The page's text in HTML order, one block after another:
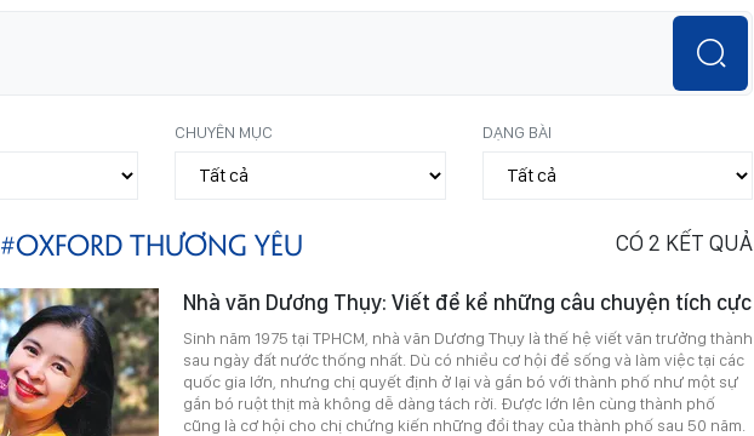
CHUYÊN MỤC DẠNG BÀI
#OXFORD THƯƠNG YÊU CÓ 2 KẾT QUẢ
Nhà văn Dương Thụy: Viết để kể những câu chuyện tích cực
Sinh năm 1975 tại TPHCM, nhà văn Dương Thụy là thế hệ viết văn trưởng thành
sau ngày đất nước thống nhất. Dù có nhiều cơ hội để sống và làm việc tại các
quốc gia lớn, nhưng chị quyết định ở lại và gắn bó với thành phố như một sự
gắn bó ruột thịt mà không dễ dàng tách rời. Được lớn lên cùng thành phố
cũng là cơ hội cho chị chứng kiến những đổi thay của thành phố sau 50 năm.